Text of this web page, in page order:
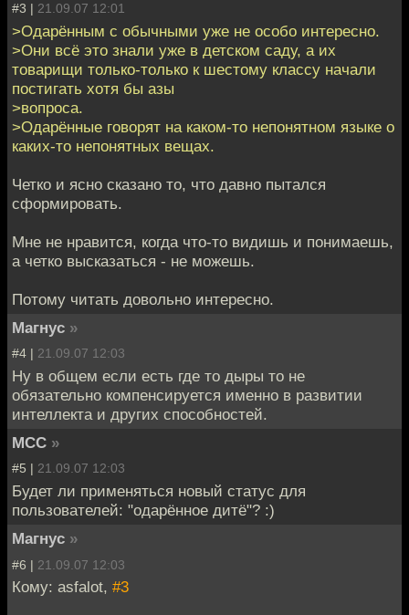
#3 | 21.09.07 12:01
>Одарённым с обычными уже не особо интересно.
>Они всё это знали уже в детском саду, а их
товарищи только-только к шестому классу начали
постигать хотя бы азы
>вопроса.
>Одарённые говорят на каком-то непонятном языке о
каких-то непонятных вещах.
Четко и ясно сказано то, что давно пытался
сформировать.
Мне не нравится, когда что-то видишь и понимаешь,
а четко высказаться - не можешь.
Потому читать довольно интересно.
Магнус »
#4 | 21.09.07 12:03
Ну в общем если есть где то дыры то не
обязательно компенсируется именно в развитии
интеллекта и других способностей.
MCC »
#5 | 21.09.07 12:03
Будет ли применяться новый статус для
пользователей: "одарённое дитё"? :)
Магнус »
#6 | 21.09.07 12:03
Кому: asfalot, #3